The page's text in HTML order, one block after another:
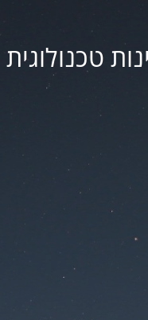
טכנולוגית